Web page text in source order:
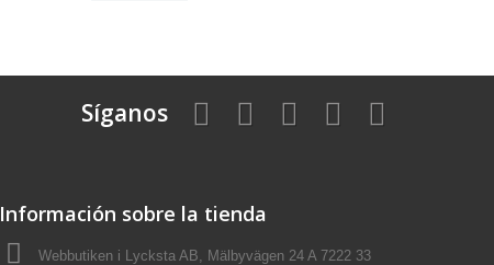
Síganos
Información sobre la tienda
Webbutiken i Lycksta AB, Mälbyvägen 24 A 7222 33